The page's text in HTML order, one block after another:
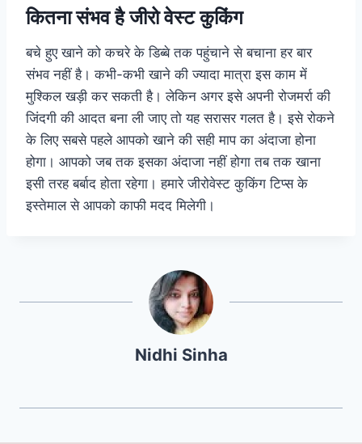
कितना संभव है जीरो वेस्ट कुकिंग
बचे हुए खाने को कचरे के डिब्बे तक पहुंचाने से बचाना हर बार
संभव नहीं है। कभी-कभी खाने की ज्यादा मात्रा इस काम में
मुश्किल खड़ी कर सकती है। लेकिन अगर इसे अपनी रोजमर्रा की
जिंदगी की आदत बना ली जाए तो यह सरासर गलत है। इसे रोकने
के लिए सबसे पहले आपको खाने की सही माप का अंदाजा होना
होगा। आपको जब तक इसका अंदाजा नहीं होगा तब तक खाना
इसी तरह बर्बाद होता रहेगा। हमारे जीरोवेस्ट कुकिंग टिप्स के
इस्तेमाल से आपको काफी मदद मिलेगी।
Nidhi Sinha